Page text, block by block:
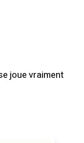
joue vraiment